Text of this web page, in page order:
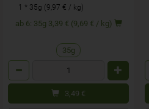
1 * 35g (9,97 € / kg)
ab 6: 35g 3,39 € (9,69 € / kg)
35g
3,49 €